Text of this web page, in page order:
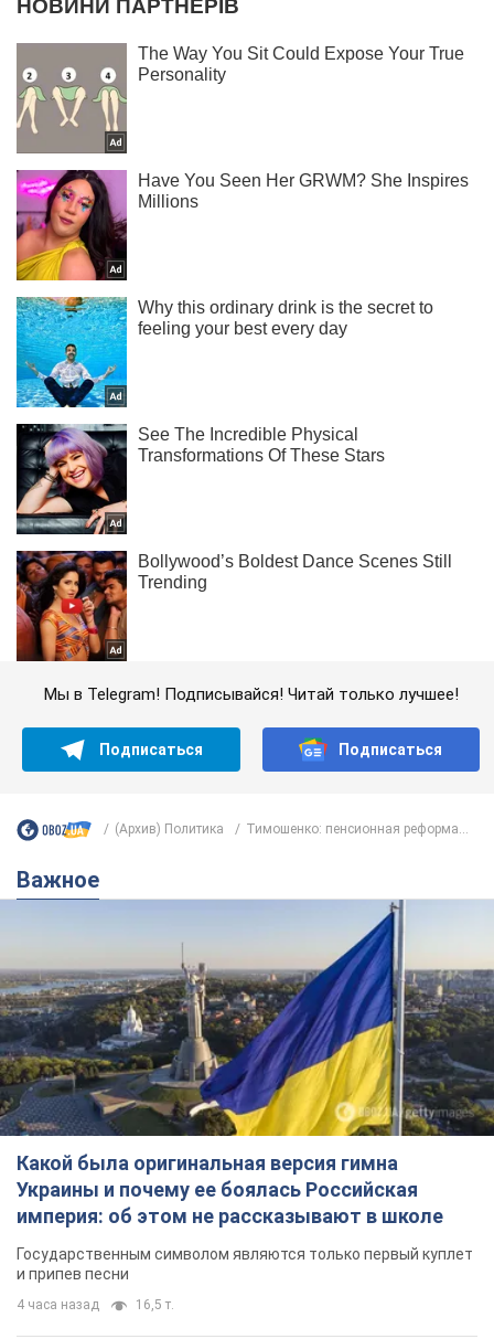
Мы в Telegram! Подписывайся! Читай только лучшее!
Подписаться Подписаться
(Архив) Политика Тимошенко: пенсионная реформа...
Важное
Какой была оригинальная версия гимна
Украины и почему ее боялась Российская
империя: об этом не рассказывают в школе
Государственным символом являются только первый куплет
и припев песни
4 часа назад 16,5 т.